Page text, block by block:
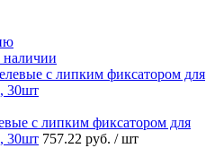
с липким фиксатором для
30шт 757.22 руб. / шт